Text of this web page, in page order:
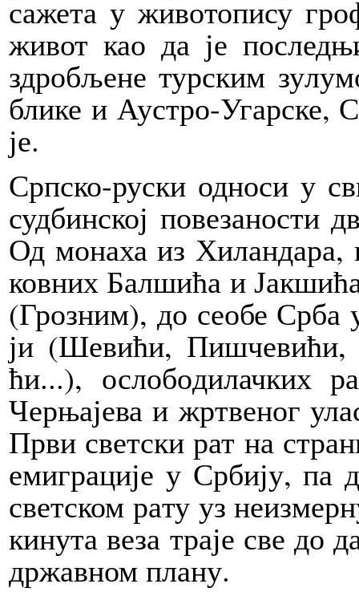
са­же­та у жи­во­то­пи­су
жи­вот као да је
здро­бље­не тур­ским
бли­ке и Аустро-Угар­ске,
је.
Срп­ско-ру­ски од­но­си у
суд­бин­ској по­ве­за­но­сти
Од мо­на­ха из Хи­лан­да­ра,
ков­них Бал­ши­ћа и
(Гро­зним), до се­о­бе Ср­ба
ји (Ше­ви­ћи, Пи­шче­ви­ћи,
ћи...), осло­бо­ди­лач­ких
Чер­ња­је­ва и жр­тве­ног
Пр­ви свет­ски рат на
еми­гра­ци­је у Ср­би­ју, па
свет­ском ра­ту уз
ки­ну­та ве­за тра­је све
др­жав­ном пла­ну.